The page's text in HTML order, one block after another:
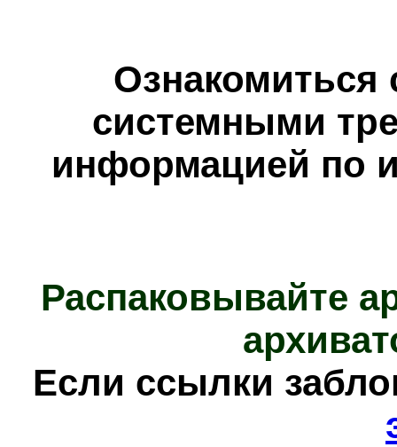
Ознакомиться
системными
информацией по
Распаковывайте
Если ссылки